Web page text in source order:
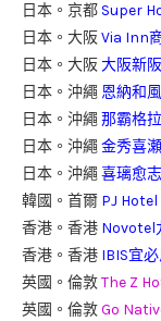
日本。京都 Super
日本。大阪Via Inn
日本。大阪大阪新
日本。沖繩 恩納和
日本。沖繩那霸格
日本。沖繩金秀喜
日本。沖繩喜璃愈
韓國。首爾 PJ Hotel
香港。香港 Novotel
香港。香港 IBIS宜
英國。倫敦The Z
英國。倫敦Go